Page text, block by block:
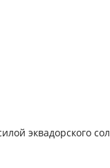
эквадорского